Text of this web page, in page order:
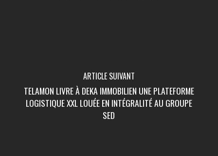
ARTICLE SUIVANT
TELAMON LIVRE À DEKA IMMOBILIEN UNE PLATEFORME
LOGISTIQUE XXL LOUÉE EN INTÉGRALITÉ AU GROUPE
SED